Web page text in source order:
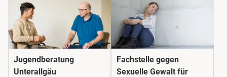
Jugendberatung
Unterallgäu
Fachstelle gegen
Sexuelle Gewalt für